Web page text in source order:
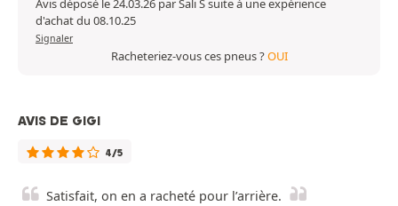
Avis déposé le 24.03.26 par Sali S suite à une expérience
d'achat du 08.10.25
Signaler
Racheteriez-vous ces pneus ?OUI
AVIS DE GIGI
4/5
Satisfait, on en a racheté pour l’arrière.